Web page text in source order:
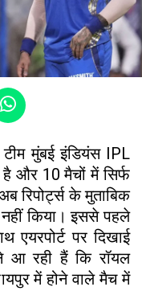
टीम मुंबई इंडियंस IPL
और 10 मैचों में सिर्फ
रिपोर्ट्स के मुताबिक
किया। इससे पहले
एयरपोर्ट पर दिखाई
आ रही हैं कि रॉयल
में होने वाले मैच में